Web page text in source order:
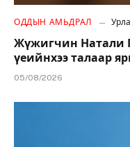
ОДДЫН АМЬДРАЛ
Жүжигчин Натали
үеийнхээ талаар
05/08/2026